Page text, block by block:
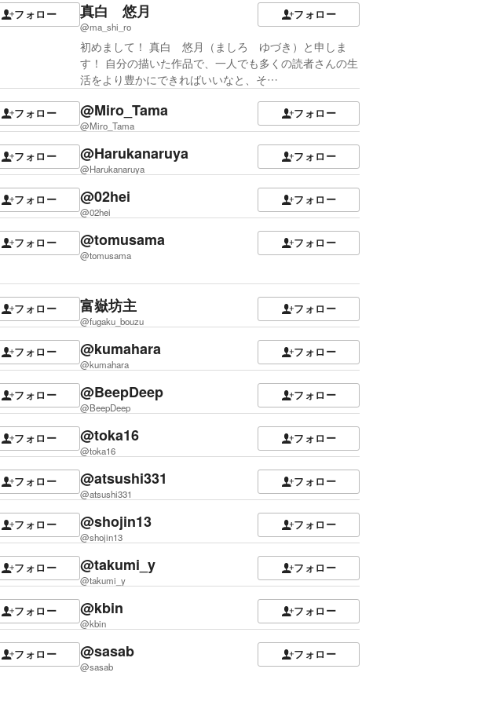
フォロー 真白 悠月
@ma_shi_ro
フォロー
初めまして！ 真白 悠月（ましろ ゆづき）と申しま
す！ 自分の描いた作品で、一人でも多くの読者さんの生
活をより豊かにできればいいなと、そ…
フォロー @Miro_Tama
@Miro_Tama
フォロー
フォロー @Harukanaruya
@Harukanaruya
フォロー
フォロー @02hei
@02hei
フォロー
フォロー @tomusama
@tomusama
フォロー
フォロー 富嶽坊主
@fugaku_bouzu
フォロー
フォロー @kumahara
@kumahara
フォロー
フォロー @BeepDeep
@BeepDeep
フォロー
フォロー @toka16
@toka16
フォロー
フォロー @atsushi331
@atsushi331
フォロー
フォロー @shojin13
@shojin13
フォロー
フォロー @takumi_y
@takumi_y
フォロー
フォロー @kbin
@kbin
フォロー
フォロー @sasab
@sasab
フォロー